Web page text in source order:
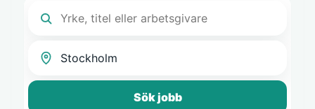
Sök jobb